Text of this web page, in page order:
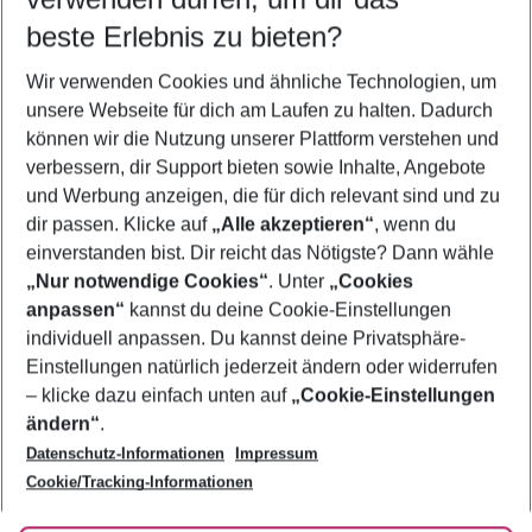
5-8 Nächte
2 Erwachsene Keine Kinder
Mehr Filter anzeigen
Footer
Footer navigation
Über uns
AGB
Bestpreisgarantie
Cookie-Einstellungen ändern
Cookie-Richtlinie
Agenturbetreuung
Barrierefreies Reisen
Folge uns
beste Erlebnis zu bieten?
Wir verwenden Cookies und ähnliche Technologien, um
unsere Webseite für dich am Laufen zu halten. Dadurch
können wir die Nutzung unserer Plattform verstehen und
verbessern, dir Support bieten sowie Inhalte, Angebote
und Werbung anzeigen, die für dich relevant sind und zu
dir passen. Klicke auf „Alle akzeptieren“, wenn du
einverstanden bist. Dir reicht das Nötigste? Dann wähle
„Nur notwendige Cookies“. Unter „Cookies
anpassen“ kannst du deine Cookie-Einstellungen
individuell anpassen. Du kannst deine Privatsphäre-
Einstellungen natürlich jederzeit ändern oder widerrufen
– klicke dazu einfach unten auf „Cookie-Einstellungen
ändern“.
Datenschutz-Informationen
Impressum
Cookie/Tracking-Informationen